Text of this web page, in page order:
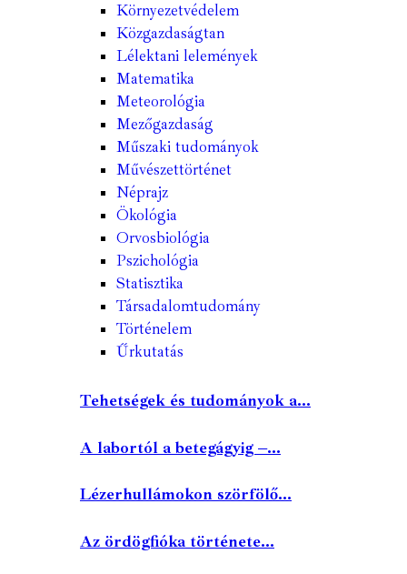
Környezetvédelem
Közgazdaságtan
Lélektani lelemények
Matematika
Meteorológia
Mezőgazdaság
Műszaki tudományok
Művészettörténet
Néprajz
Ökológia
Orvosbiológia
Pszichológia
Statisztika
Társadalomtudomány
Történelem
Űrkutatás
Tehetségek és tudományok a...
A labortól a betegágyig –...
Lézerhullámokon szörfölő...
Az ördögfióka története...